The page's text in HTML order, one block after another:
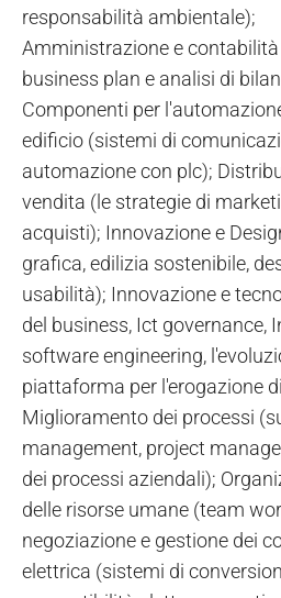
responsabilità ambientale);
Amministrazione e
business plan e analisi di
Componenti per
edificio (sistemi di
automazione con plc);
vendita (le strategie di
acquisti); Innovazione e
grafica, edilizia sostenibile,
usabilità); Innovazione e
del business, Ict governance,
software engineering,
piattaforma per l'erogazione
Miglioramento dei processi
management, project
dei processi aziendali);
delle risorse umane (team
negoziazione e gestione dei
elettrica (sistemi di